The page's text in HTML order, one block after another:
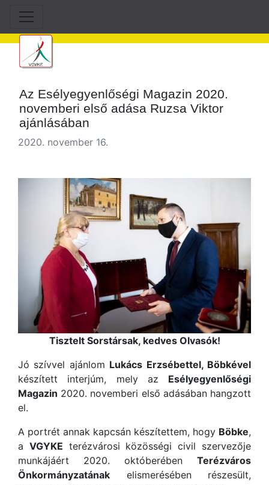
Az Esélyegyenlőségi Magazin 2020.
novemberi első adása Ruzsa Viktor
ajánlásában
2020. november 16.
Tisztelt Sorstársak, kedves Olvasók!
Jó szívvel ajánlom Lukács Erzsébettel, Böbkével
készített interjúm, mely az Esélyegyenlőségi
Magazin 2020. novemberi első adásában hangzott
el.
A portrét annak kapcsán készítettem, hogy Böbke,
a VGYKE terézvárosi közösségi civil szervezője
munkájáért 2020. októberében Terézváros
Önkormányzatának elismerésében részesült,